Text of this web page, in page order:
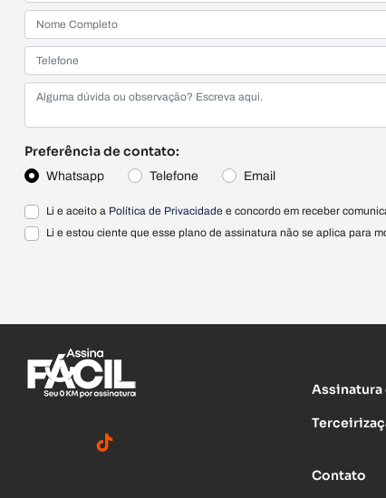
Preferência de contato:
Whatsapp Telefone Email
Li e aceito a Política de Privacidade e concordo em receber
Li e estou ciente que esse plano de assinatura não se aplica para
Contato